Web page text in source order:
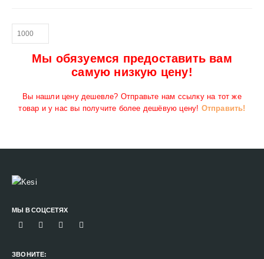
Мы обязуемся предоставить вам
самую низкую цену!
Вы нашли цену дешевле? Отправьте нам ссылку на тот же
товар и у нас вы получите более дешёвую цену! Отправить!
МЫ В СОЦСЕТЯХ
ЗВОНИТЕ: